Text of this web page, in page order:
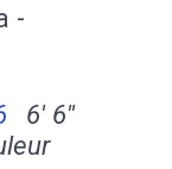
-
6' 6''